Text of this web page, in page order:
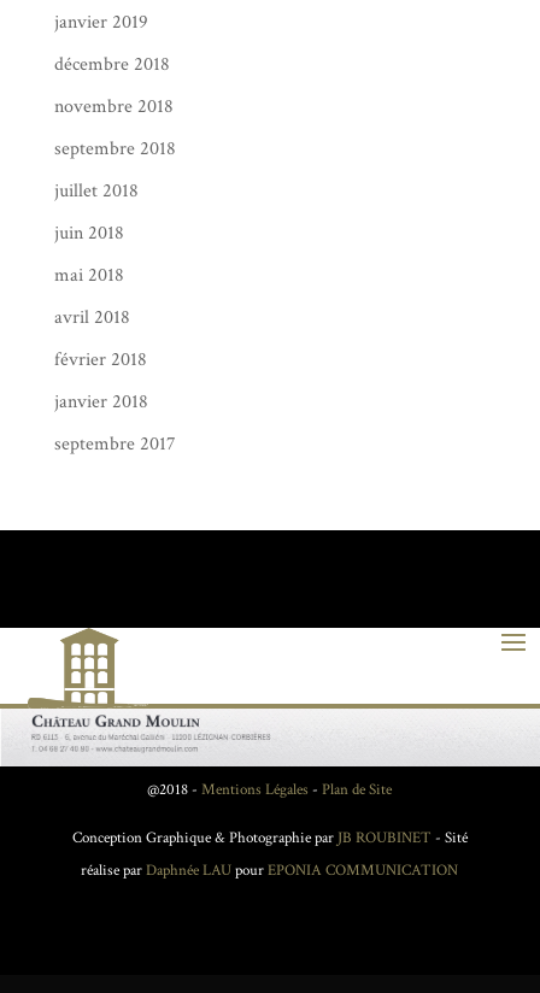
janvier 2019
décembre 2018
novembre 2018
septembre 2018
juillet 2018
juin 2018
mai 2018
avril 2018
février 2018
janvier 2018
septembre 2017
@2018 - Mentions Légales - Plan de Site
Conception Graphique & Photographie par JB ROUBINET - Sité
réalise parDaphnée LAUpourEPONIA COMMUNICATION